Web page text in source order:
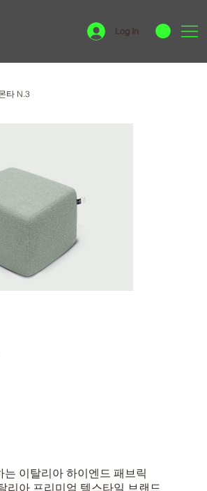
Log In
타 N.3
는 이탈리아 하이엔드 패브릭
리아 프리미엄 텍스타일 브랜드